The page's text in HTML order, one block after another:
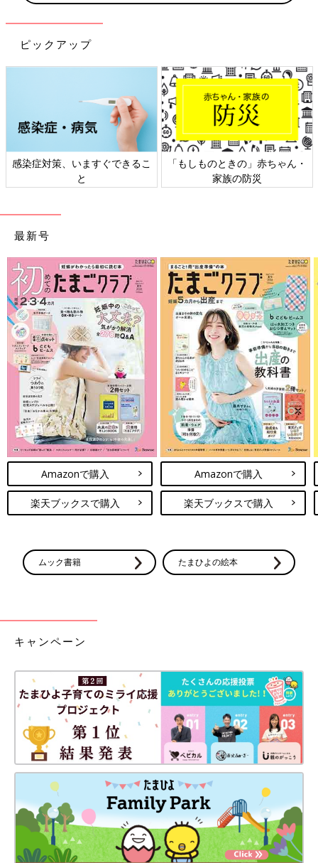
小物使いが上手な大人カジュアルコーデ
出典：Instagramアカウント「miizuu_97」
mizukiさんはこちらのコーデを。トップスとバッグがGU、パン
ツはcoca、ネックレスはZARA
のものなんだそう。上下はカジュ
アルな雰囲気ですが、華やかな小物でグッと大人っぽく上品な雰
囲気に。着心地も良さそうなキレイめコーデですね！
小学校の壁とは？ 働くママの「ママ友
づきあい」リアル事情！
保育園時代はあいさつ程度ですんだママ友づき
あい。小学校に上がると周囲のママとのつきあ
い方に変化が。仕事が忙しく、なかなかママ友
と上手につきあっていく方法を、探っていきま
しょう。
ント！デニムやスニーカーでカジュアルにまとめつつも、ジャケ
ットや華やかな小物など落ち着いたアイテムでまとめるといいで
があります。あらかじめご了承ください。
ます。
ピックアップ
感染症対策、いますぐできるこ
と
「もしものときの」赤ちゃん・
家族の防災
最新号
Amazonで購入
楽天ブックスで購入
Amazonで購入
楽天ブックスで購入
ムック書籍 たまひよの絵本
キャンペーン